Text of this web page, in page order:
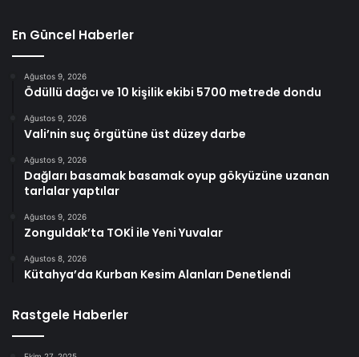
En Güncel Haberler
Ağustos 9, 2026
Ödüllü dağcı ve 10 kişilik ekibi 5700 metrede dondu
Ağustos 9, 2026
Vali’nin suç örgütüne üst düzey darbe
Ağustos 9, 2026
Dağları basamak basamak oyup gökyüzüne uzanan
tarlalar yaptılar
Ağustos 9, 2026
Zonguldak’ta TOKİ ile Yeni Yuvalar
Ağustos 8, 2026
Kütahya’da Kurban Kesim Alanları Denetlendi
Rastgele Haberler